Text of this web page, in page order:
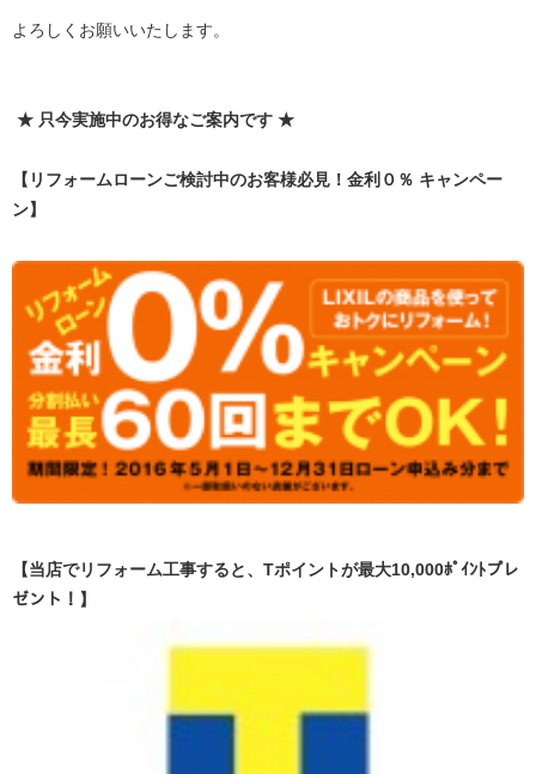
よろしくお願いいたします。
★ 只今実施中のお得なご案内です ★
【リフォームローンご検討中のお客様必見！金利０％ キャンペー
ン】
【当店でリフォーム工事すると、Tポイントが最大10,000ﾎﾟｲﾝﾄプレ
ゼント！】